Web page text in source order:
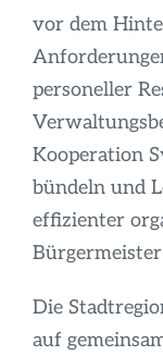
vor dem
personeller
Kooperation
bündeln und
effizienter
Die
auf